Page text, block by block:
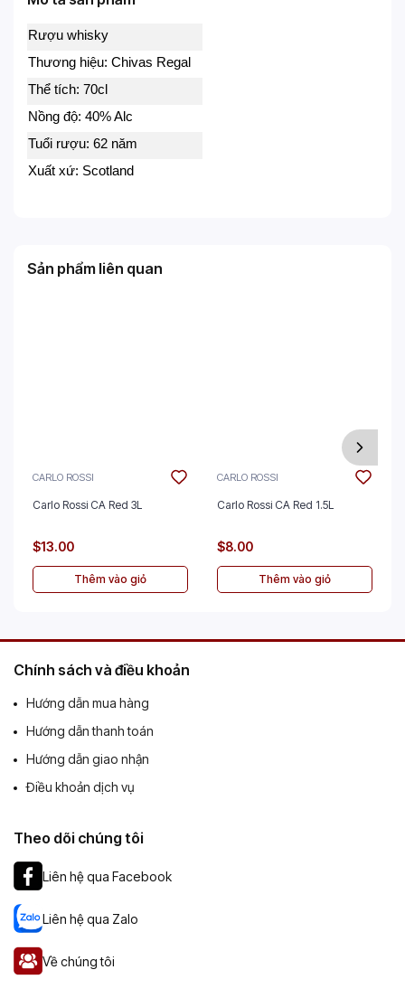
Rượu whisky
Thương hiệu: Chivas Regal
Thể tích: 70cl
Nồng độ: 40% Alc
Tuổi rượu: 62 năm
Xuất xứ: Scotland
Sản phẩm liên quan
CARLO ROSSI
Carlo Rossi CA Red 3L
$13.00
Thêm vào giỏ
CARLO ROSSI
Carlo Rossi CA Red 1.5L
$8.00
Thêm vào giỏ
Chính sách và điều khoản
Hướng dẫn mua hàng
Hướng dẫn thanh toán
Hướng dẫn giao nhận
Điều khoản dịch vụ
Theo dõi chúng tôi
Liên hệ qua Facebook
Liên hệ qua Zalo
Về chúng tôi